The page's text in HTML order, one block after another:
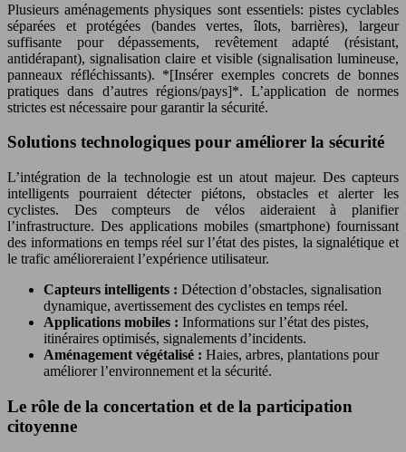
Plusieurs aménagements physiques sont essentiels: pistes cyclables
séparées et protégées (bandes vertes, îlots, barrières), largeur
suffisante pour dépassements, revêtement adapté (résistant,
antidérapant), signalisation claire et visible (signalisation lumineuse,
panneaux réfléchissants). *[Insérer exemples concrets de bonnes
pratiques dans d’autres régions/pays]*. L’application de normes
strictes est nécessaire pour garantir la sécurité.
Solutions technologiques pour améliorer la sécurité
L’intégration de la technologie est un atout majeur. Des capteurs
intelligents pourraient détecter piétons, obstacles et alerter les
cyclistes. Des compteurs de vélos aideraient à planifier
l’infrastructure. Des applications mobiles (smartphone) fournissant
des informations en temps réel sur l’état des pistes, la signalétique et
le trafic amélioreraient l’expérience utilisateur.
Capteurs intelligents : Détection d’obstacles, signalisation
dynamique, avertissement des cyclistes en temps réel.
Applications mobiles : Informations sur l’état des pistes,
itinéraires optimisés, signalements d’incidents.
Aménagement végétalisé : Haies, arbres, plantations pour
améliorer l’environnement et la sécurité.
Le rôle de la concertation et de la participation
citoyenne